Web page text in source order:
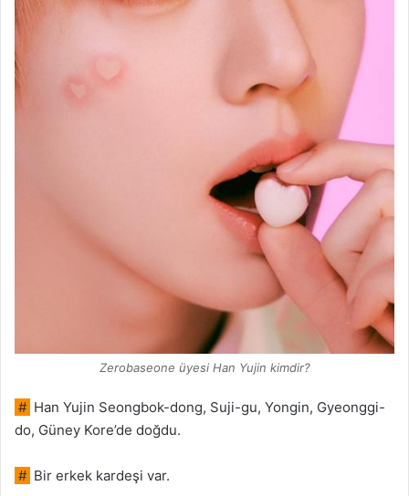
Zerobaseone üyesi Han Yujin kimdir?
# Han Yujin Seongbok-dong, Suji-gu, Yongin, Gyeonggi-
do, Güney Kore’de doğdu.
# Bir erkek kardeşi var.